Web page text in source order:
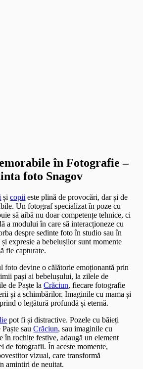
în Fotografie –
foto Snagov
șicopii este plină de provocări, dar și de
Un fotograf specializat în poze cu
să aibă nu doar competențe tehnice, ci
a modului în care să interacționeze cu
despre sedinte foto în studio sau în
expresie a bebelușilor sunt momente
fie capturate.
foto devine o călătorie emoționantă prin
pași ai bebelușului, la zilele de
de Paște laCrăciun, fiecare fotografie
și a schimbărilor. Imaginile cu mama și
o legătură profundă și eternă.
pot fi și distractive. Pozele cu băieți
Paște sauCrăciun, sau imaginile cu
în rochițe festive, adaugă un element
de fotografii. În aceste momente,
vizual, care transformă
amintiri de neuitat.